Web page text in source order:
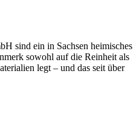
sind ein in Sachsen heimisches
sowohl auf die Reinheit als
legt – und das seit über